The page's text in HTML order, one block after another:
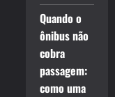
Quando o
ônibus não
cobra
passagem:
como uma